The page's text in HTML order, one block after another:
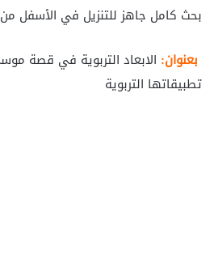
بحث كامل جاهز للتنزيل في الأسفل
بعنوان: الابعاد التربوية في قصة
تطبيقاتها التربوية